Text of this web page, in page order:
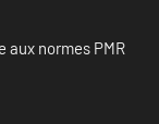
aux normes PMR